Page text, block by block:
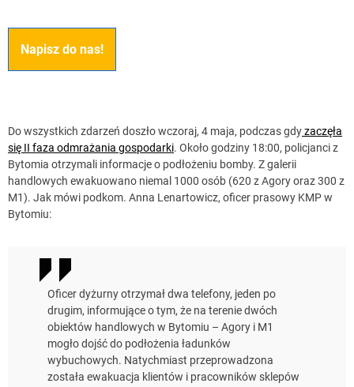
Napisz do nas!
Do wszystkich zdarzeń doszło wczoraj, 4 maja, podczas gdyzaczęła
się II faza odmrażania gospodarki. Około godziny 18:00, policjanci z
Bytomia otrzymali informacje o podłożeniu bomby. Z galerii
handlowych ewakuowano niemal 1000 osób (620 z Agory oraz 300 z
M1). Jak mówi podkom. Anna Lenartowicz, oficer prasowy KMP w
Bytomiu:
Oficer dyżurny otrzymał dwa telefony, jeden po
drugim, informujące o tym, że na terenie dwóch
obiektów handlowych w Bytomiu – Agory i M1
mogło dojść do podłożenia ładunków
wybuchowych. Natychmiast przeprowadzona
została ewakuacja klientów i pracowników sklepów